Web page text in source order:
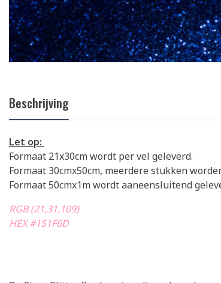
Beschrijving
Let op:
Formaat 21x30cm wordt per vel geleverd.
Formaat 30cmx50cm, meerdere stukken
Formaat 50cmx1m wordt aaneensluitend
RGB (21,31,109)
HEX #151F6D